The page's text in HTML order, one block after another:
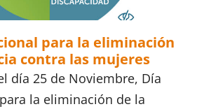
para la eliminación
contra las mujeres
día 25 de Noviembre, Día
la eliminación de la